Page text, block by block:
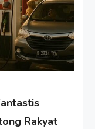
Rakyat